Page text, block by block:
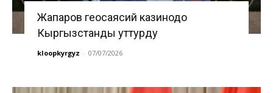
Жапаров геосаясий казинодо
Кыргызстанды уттурду
kloopkyrgyz - 07/07/2026